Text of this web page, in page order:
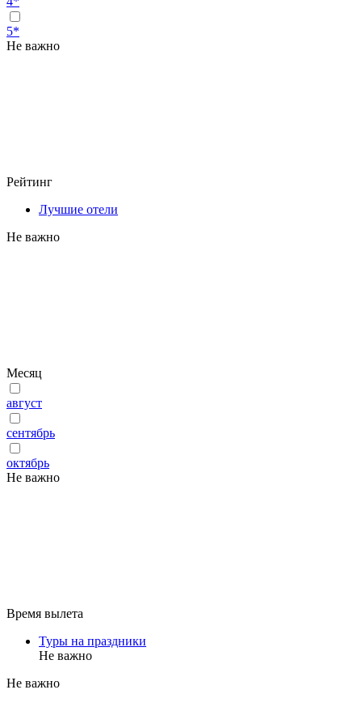
5*
Не важно
Рейтинг
Лучшие отели
Не важно
Месяц
август
сентябрь
октябрь
Не важно
Время вылета
Туры на праздники
Не важно
Не важно